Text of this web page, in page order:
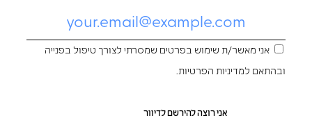
אני מאשר/ת שימוש בפרטים שמסרתי לצורך טיפול בפנייה
ובהתאם למדיניות הפרטיות.